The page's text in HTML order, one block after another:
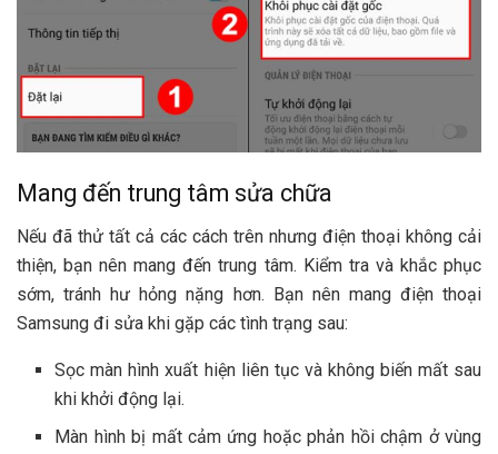
Mang đến trung tâm sửa chữa
Nếu đã thử tất cả các cách trên nhưng điện thoại không cải
thiện, bạn nên mang đến trung tâm. Kiểm tra và khắc phục
sớm, tránh hư hỏng nặng hơn. Bạn nên mang điện thoại
Samsung đi sửa khi gặp các tình trạng sau:
Sọc màn hình xuất hiện liên tục và không biến mất sau
khi khởi động lại.
Màn hình bị mất cảm ứng hoặc phản hồi chậm ở vùng